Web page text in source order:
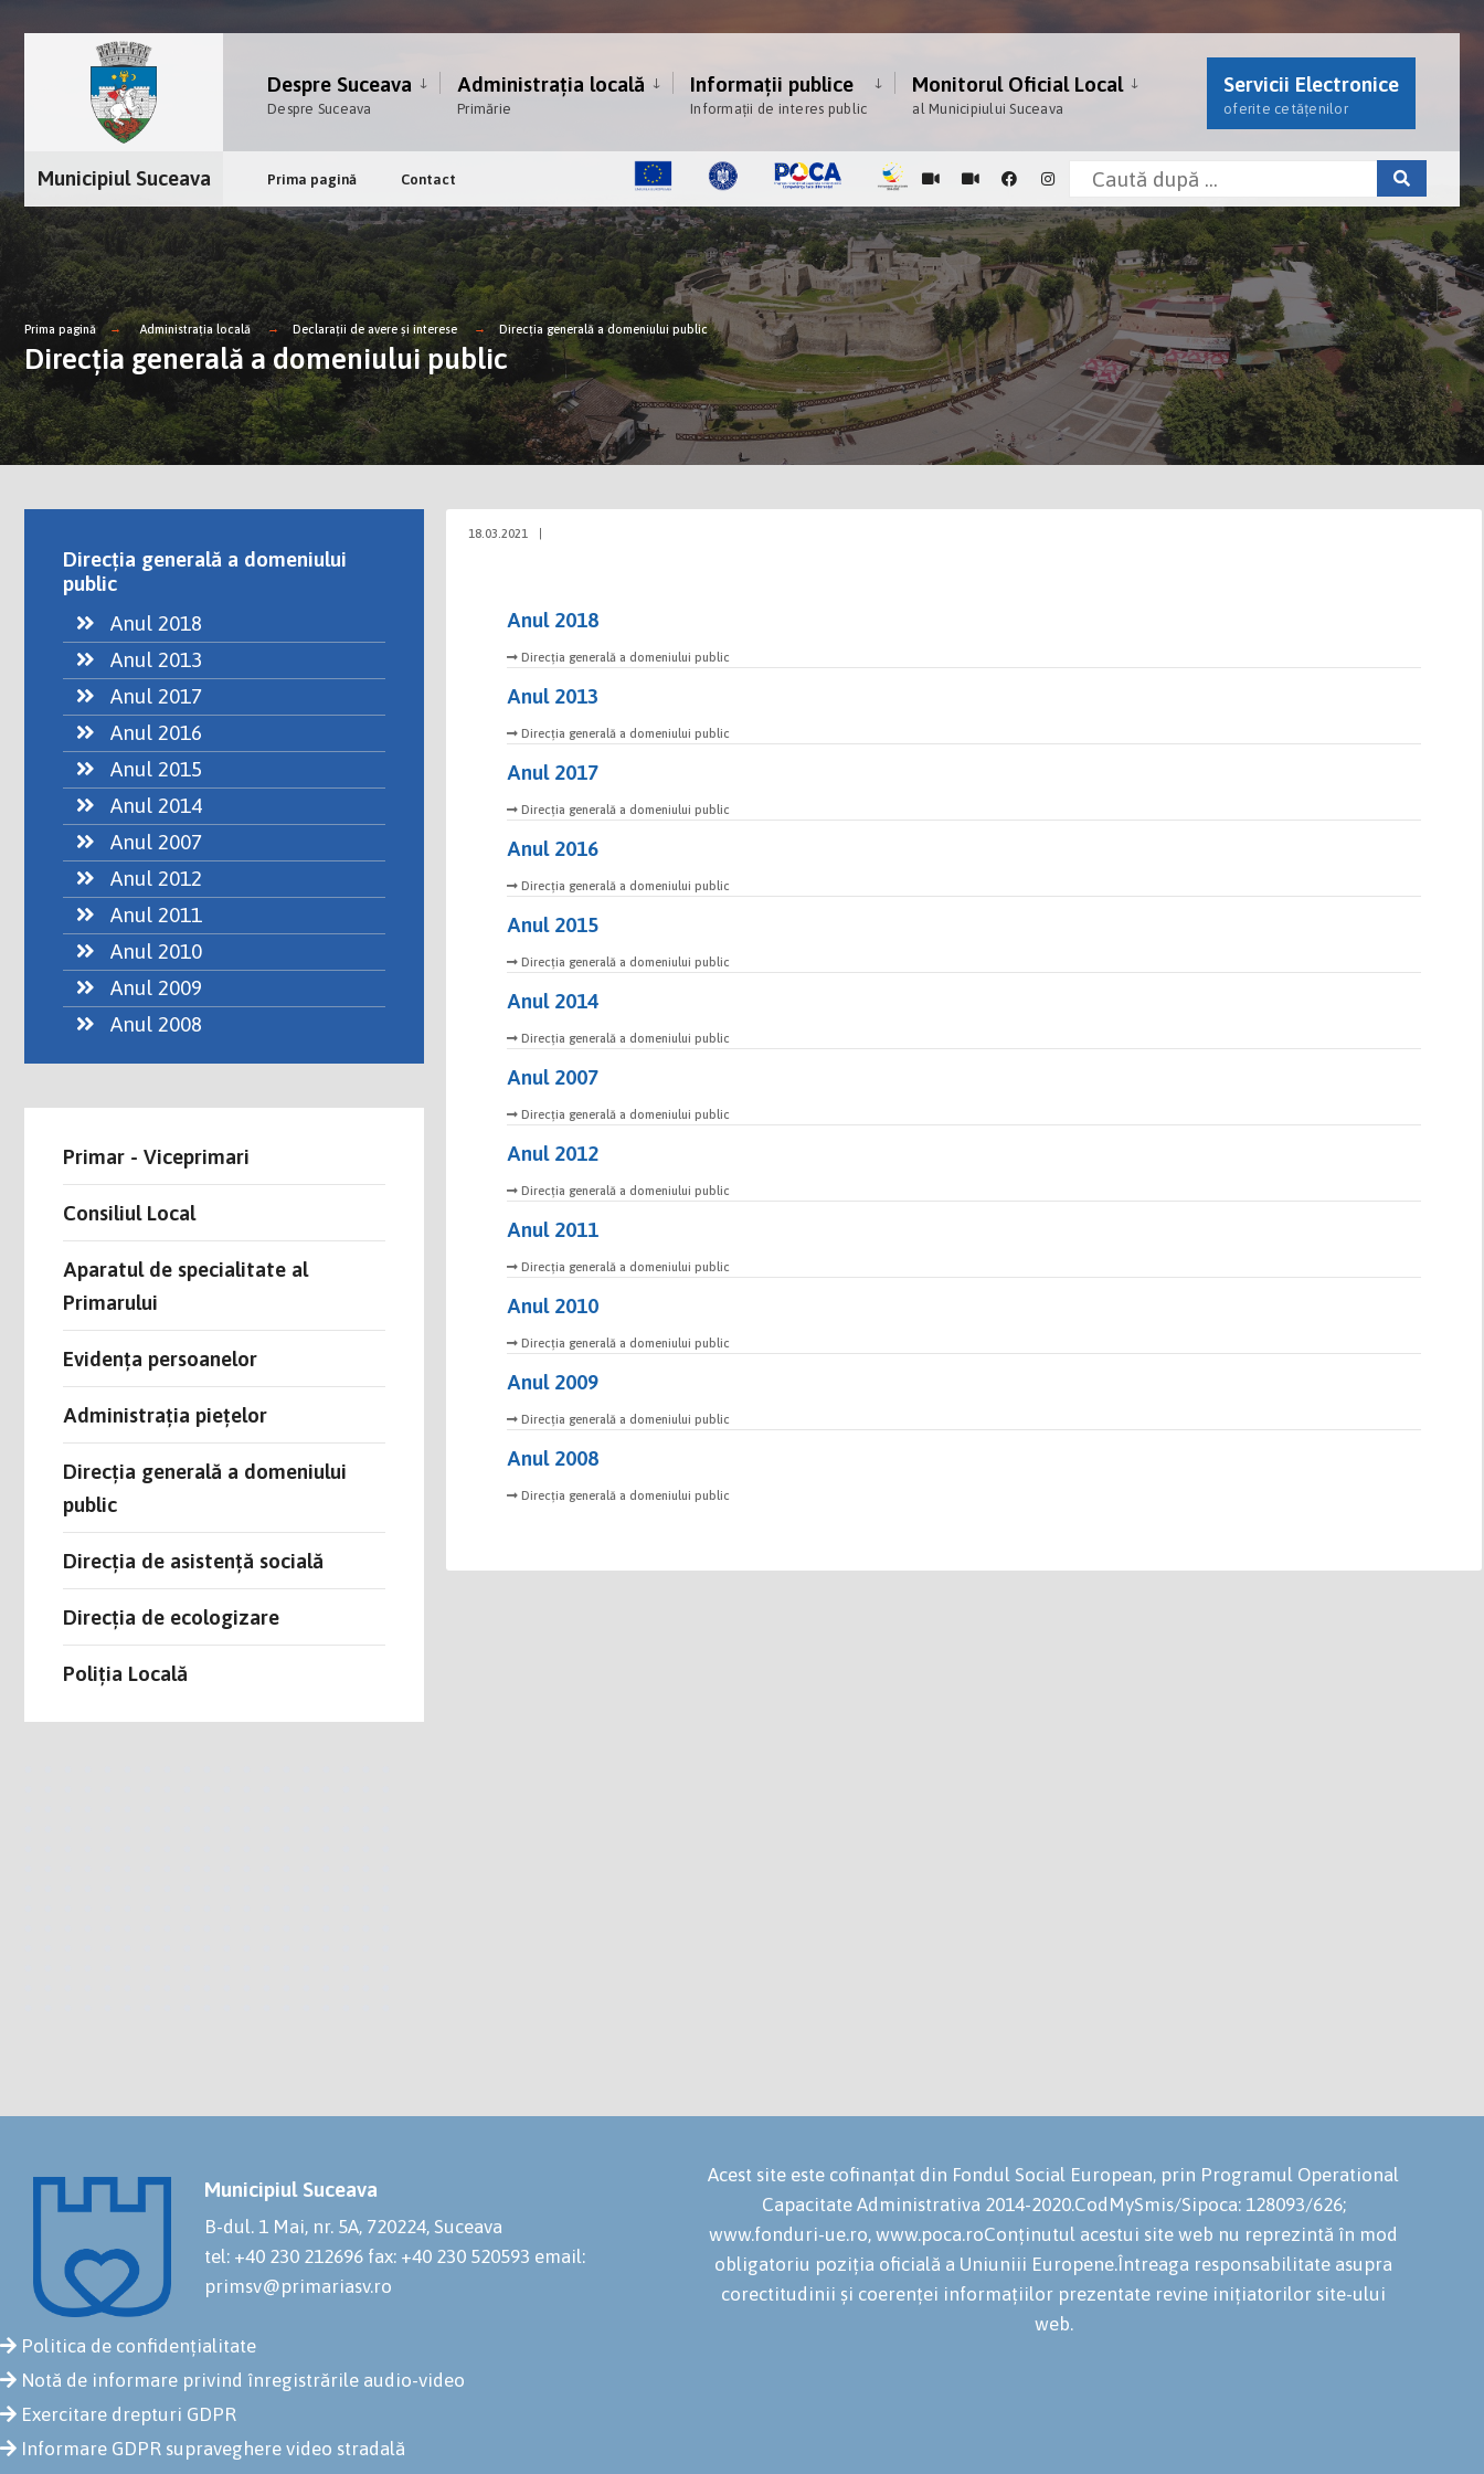
Despre Suceava
Despre Suceava
Administrația locală
Primărie
Informații publice
Informații de interes public
Monitorul Oficial Local
al Municipiului Suceava
Servicii Electronice
oferite cetățenilor
Municipiul Suceava Prima pagină Contact
Prima pagină Administrația locală Declarații de avere și interese Direcția generală a domeniului public
Direcția generală a domeniului public
18.03.2021
Anul 2018
Direcția generală a domeniului public
Anul 2013
Direcția generală a domeniului public
Anul 2017
Direcția generală a domeniului public
Anul 2016
Direcția generală a domeniului public
Anul 2015
Direcția generală a domeniului public
Anul 2014
Direcția generală a domeniului public
Anul 2007
Direcția generală a domeniului public
Anul 2012
Direcția generală a domeniului public
Anul 2011
Direcția generală a domeniului public
Anul 2010
Direcția generală a domeniului public
Anul 2009
Direcția generală a domeniului public
Anul 2008
Direcția generală a domeniului public
Direcția generală a domeniului
public
Anul 2018
Anul 2013
Anul 2017
Anul 2016
Anul 2015
Anul 2014
Anul 2007
Anul 2012
Anul 2011
Anul 2010
Anul 2009
Anul 2008
Primar - Viceprimari
Consiliul Local
Aparatul de specialitate al
Primarului
Evidența persoanelor
Administrația piețelor
Direcția generală a domeniului
public
Direcția de asistență socială
Direcția de ecologizare
Poliția Locală
Municipiul Suceava
B-dul. 1 Mai, nr. 5A, 720224, Suceava
tel: +40 230 212696 fax: +40 230 520593 email:
primsv@primariasv.ro
Politica de confidențialitate
Notă de informare privind înregistrările audio-video
Exercitare drepturi GDPR
Informare GDPR supraveghere video stradală
Acest site este cofinanțat din Fondul Social European, prin Programul Operational
Capacitate Administrativa 2014-2020.CodMySmis/Sipoca: 128093/626;
www.fonduri-ue.ro, www.poca.roConținutul acestui site web nu reprezintă în mod
obligatoriu poziția oficială a Uniuniii Europene.Întreaga responsabilitate asupra
corectitudinii și coerenței informațiilor prezentate revine inițiatorilor site-ului
web.